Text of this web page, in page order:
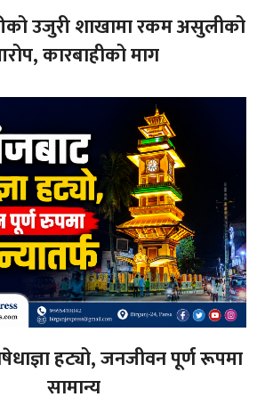
उजुरी शाखामा रकम असुलीको
कारबाहीको माग
हट्यो, जनजीवन पूर्ण रूपमा
सामान्य